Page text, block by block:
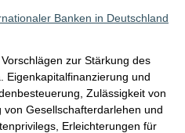
Banken in Deutschland
zur Stärkung des
Eigenkapitalfinanzierung und
Zulässigkeit von
Gesellschafterdarlehen und
Erleichterungen für